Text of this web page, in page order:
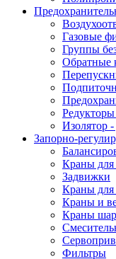
Газовые
Группы
Обратные
Изолятор -
Запорно-
Краны для
Задвижки
Краны для
Краны и
Краны
Фильтры